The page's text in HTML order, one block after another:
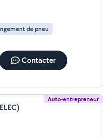
de pneu
Contacter
Auto-entrepreneur